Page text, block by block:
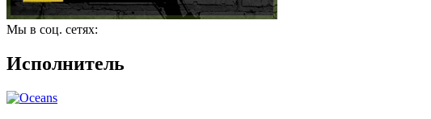
Мы в соц. сетях:
Исполнитель